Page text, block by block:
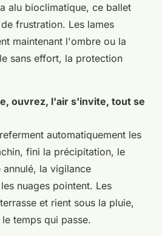
alu bioclimatique, ce ballet
frustration. Les lames
maintenant l'ombre ou la
sans effort, la protection
ouvrez, l'air s'invite, tout se
automatiquement les
fini la précipitation, le
la vigilance
nuages pointent. Les
et rient sous la pluie,
temps qui passe.